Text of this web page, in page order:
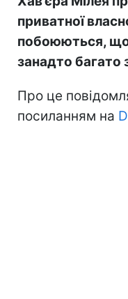
приватної
побоюються, що
занадто багато
Про це
посиланням на